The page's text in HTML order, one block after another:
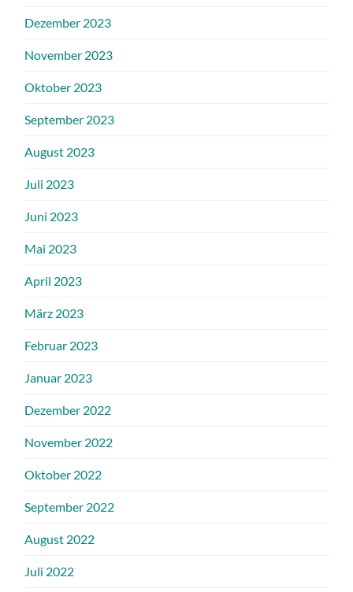
Dezember 2023
November 2023
Oktober 2023
September 2023
August 2023
Juli 2023
Juni 2023
Mai 2023
April 2023
März 2023
Februar 2023
Januar 2023
Dezember 2022
November 2022
Oktober 2022
September 2022
August 2022
Juli 2022